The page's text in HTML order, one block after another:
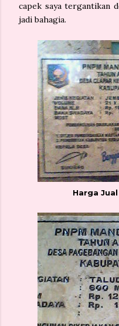
capek saya tergantikan
jadi bahagia.
Harga